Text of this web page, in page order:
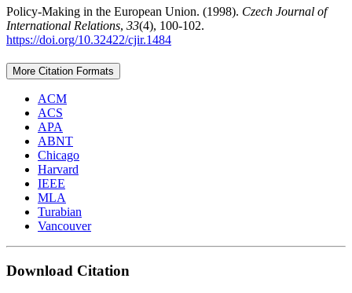
Policy-Making in the European Union. (1998). Czech Journal of
International Relations, 33(4), 100-102.
https://doi.org/10.32422/cjir.1484
More Citation Formats
ACM
ACS
APA
ABNT
Chicago
Harvard
IEEE
MLA
Turabian
Vancouver
Download Citation